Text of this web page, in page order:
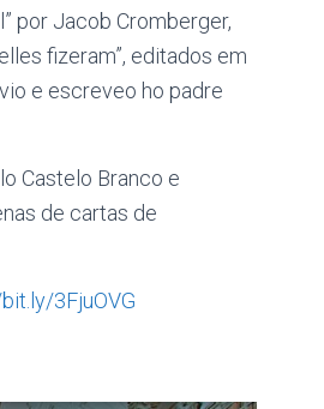
por Jacob Cromberger,
fizeram”, editados em
e escreveo ho padre
Castelo Branco e
de cartas de
3FjuOVG